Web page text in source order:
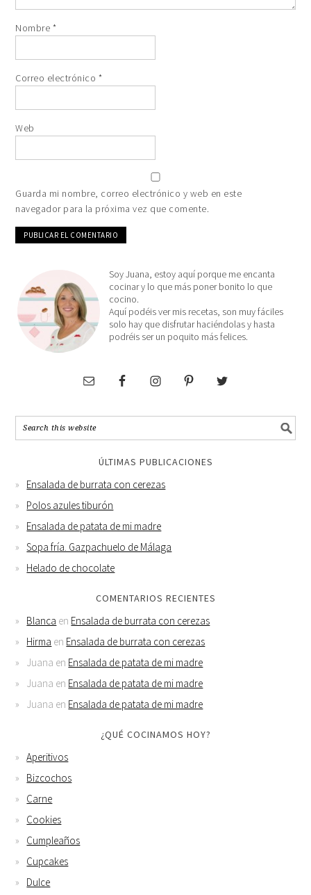
Nombre *
Correo electrónico *
Web
Guarda mi nombre, correo electrónico y web en este
navegador para la próxima vez que comente.
Soy Juana, estoy aquí porque me encanta
cocinar y lo que más poner bonito lo que
cocino.
Aquí podéis ver mis recetas, son muy fáciles
solo hay que disfrutar haciéndolas y hasta
podréis ser un poquito más felices.
ÚLTIMAS PUBLICACIONES
Ensalada de burrata con cerezas
Polos azules tiburón
Ensalada de patata de mi madre
Sopa fría. Gazpachuelo de Málaga
Helado de chocolate
COMENTARIOS RECIENTES
Blanca en Ensalada de burrata con cerezas
Hirma en Ensalada de burrata con cerezas
Juana en Ensalada de patata de mi madre
Juana en Ensalada de patata de mi madre
Juana en Ensalada de patata de mi madre
¿QUÉ COCINAMOS HOY?
Aperitivos
Bizcochos
Carne
Cookies
Cumpleaños
Cupcakes
Dulce